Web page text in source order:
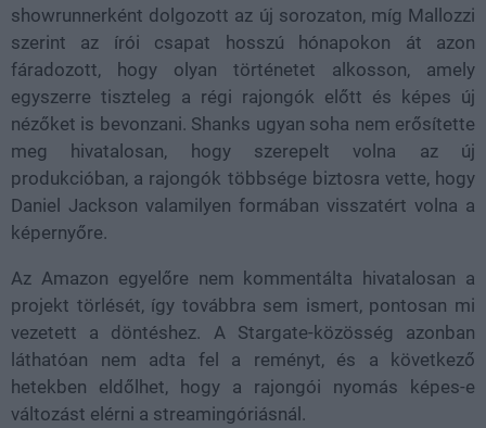
showrunnerként dolgozott az új sorozaton, míg Mallozzi
szerint az írói csapat hosszú hónapokon át azon
fáradozott, hogy olyan történetet alkosson, amely
egyszerre tiszteleg a régi rajongók előtt és képes új
nézőket is bevonzani. Shanks ugyan soha nem erősítette
meg hivatalosan, hogy szerepelt volna az új
produkcióban, a rajongók többsége biztosra vette, hogy
Daniel Jackson valamilyen formában visszatért volna a
képernyőre.
Az Amazon egyelőre nem kommentálta hivatalosan a
projekt törlését, így továbbra sem ismert, pontosan mi
vezetett a döntéshez. A Stargate-közösség azonban
láthatóan nem adta fel a reményt, és a következő
hetekben eldőlhet, hogy a rajongói nyomás képes-e
változást elérni a streamingóriásnál.